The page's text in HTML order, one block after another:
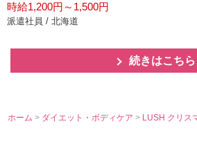
時給1,200円～1,500円
派遣社員 / 北海道
続きはこちら
ホーム > ダイエット・ボディケア> LUSH クリス